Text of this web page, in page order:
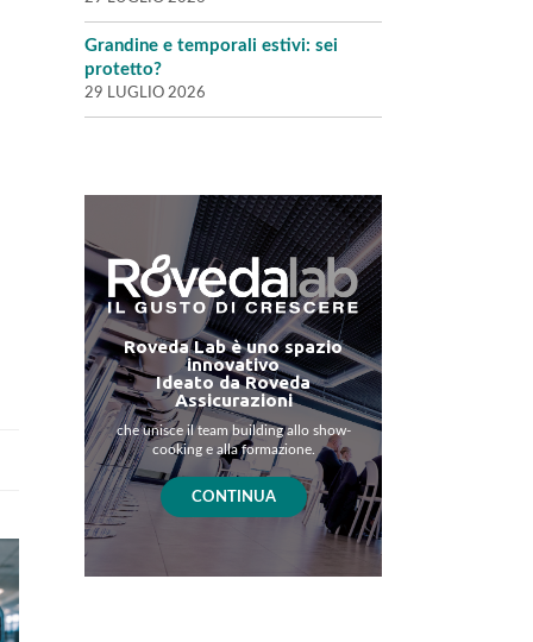
Grandine e temporali estivi: sei
protetto?
29 LUGLIO 2026
Roveda Lab è uno spazio
innovativo
Ideato da Roveda
Assicurazioni
che unisce il team building allo show-
cooking e alla formazione.
CONTINUA